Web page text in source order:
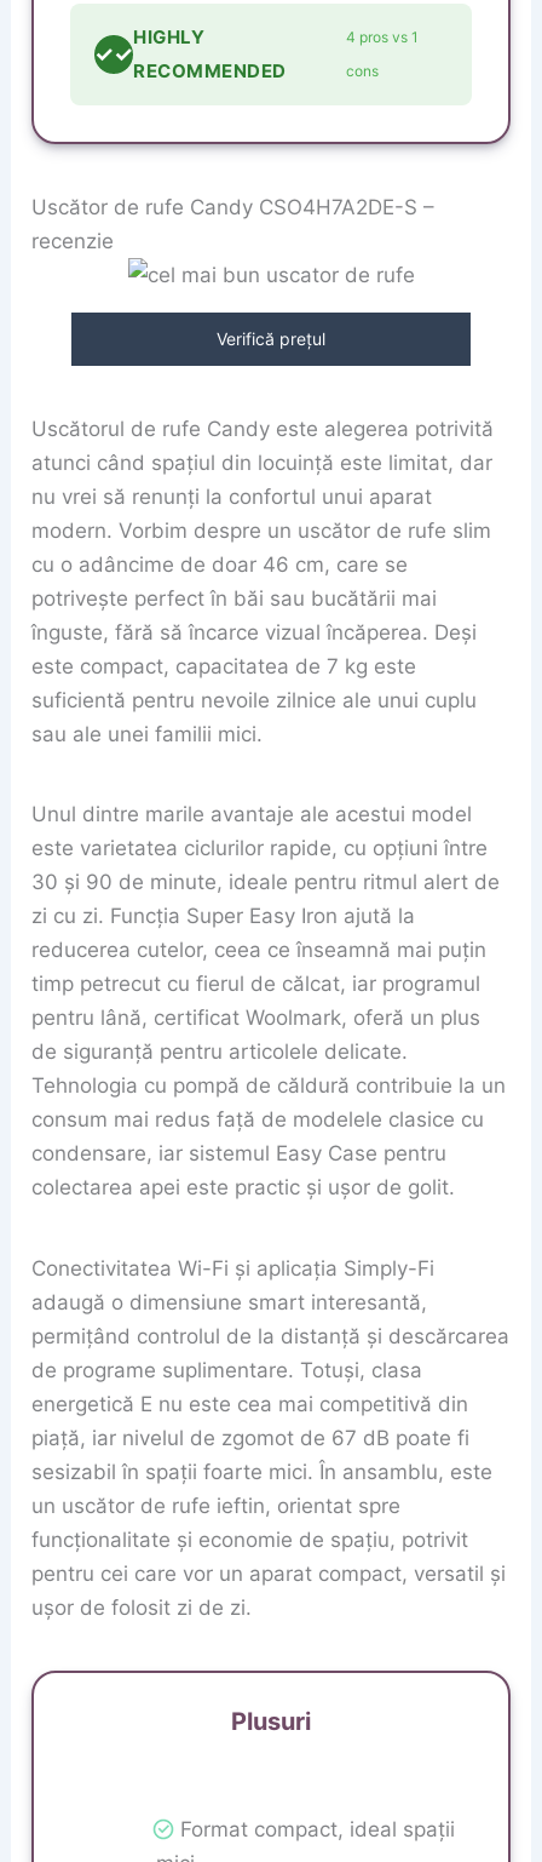
✓✓
HIGHLY
RECOMMENDED
4 pros vs 1
cons
Uscător de rufe Candy CSO4H7A2DE-S –
recenzie
Verifică prețul
Uscătorul de rufe Candy este alegerea potrivită
atunci când spațiul din locuință este limitat, dar
nu vrei să renunți la confortul unui aparat
modern. Vorbim despre un uscător de rufe slim
cu o adâncime de doar 46 cm, care se
potrivește perfect în băi sau bucătării mai
înguste, fără să încarce vizual încăperea. Deși
este compact, capacitatea de 7 kg este
suficientă pentru nevoile zilnice ale unui cuplu
sau ale unei familii mici.
Unul dintre marile avantaje ale acestui model
este varietatea ciclurilor rapide, cu opțiuni între
30 și 90 de minute, ideale pentru ritmul alert de
zi cu zi. Funcția Super Easy Iron ajută la
reducerea cutelor, ceea ce înseamnă mai puțin
timp petrecut cu fierul de călcat, iar programul
pentru lână, certificat Woolmark, oferă un plus
de siguranță pentru articolele delicate.
Tehnologia cu pompă de căldură contribuie la un
consum mai redus față de modelele clasice cu
condensare, iar sistemul Easy Case pentru
colectarea apei este practic și ușor de golit.
Conectivitatea Wi-Fi și aplicația Simply-Fi
adaugă o dimensiune smart interesantă,
permițând controlul de la distanță și descărcarea
de programe suplimentare. Totuși, clasa
energetică E nu este cea mai competitivă din
piață, iar nivelul de zgomot de 67 dB poate fi
sesizabil în spații foarte mici. În ansamblu, este
un uscător de rufe ieftin, orientat spre
funcționalitate și economie de spațiu, potrivit
pentru cei care vor un aparat compact, versatil și
ușor de folosit zi de zi.
Plusuri
Format compact, ideal spații